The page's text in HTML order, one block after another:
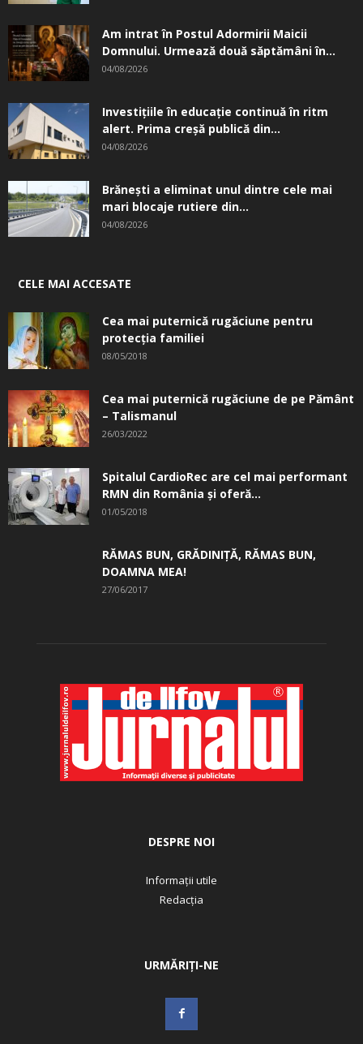
Am intrat în Postul Adormirii Maicii
Domnului. Urmează două săptămâni în...
04/08/2026
Investițiile în educație continuă în ritm
alert. Prima creşă publică din...
04/08/2026
Brănești a eliminat unul dintre cele mai
mari blocaje rutiere din...
04/08/2026
CELE MAI ACCESATE
Cea mai puternică rugăciune pentru
protecția familiei
08/05/2018
Cea mai puternică rugăciune de pe Pământ
– Talismanul
26/03/2022
Spitalul CardioRec are cel mai performant
RMN din România și oferă...
01/05/2018
RĂMAS BUN, GRĂDINIŢĂ, ­RĂMAS BUN,
DOAMNA MEA!
27/06/2017
DESPRE NOI
Informații utile
Redacția
URMĂRIȚI-NE